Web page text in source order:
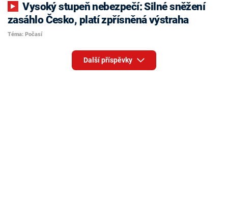
Vysoký stupeň nebezpečí: Silné sněžení
zasáhlo Česko, platí zpřísněná výstraha
Téma: Počasí
Další příspěvky